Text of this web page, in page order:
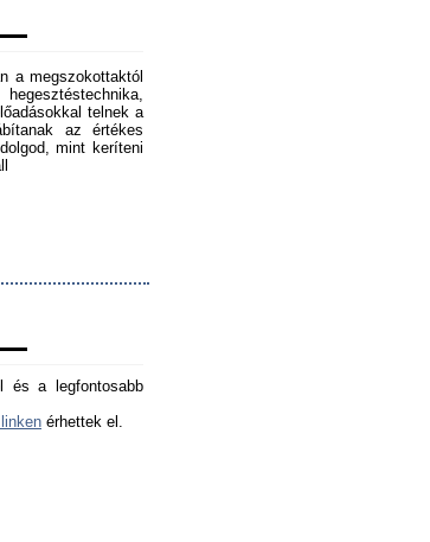
a megszokottaktól
telnek a
az értékes
mint keríteni
és a legfontosabb
érhettek el.